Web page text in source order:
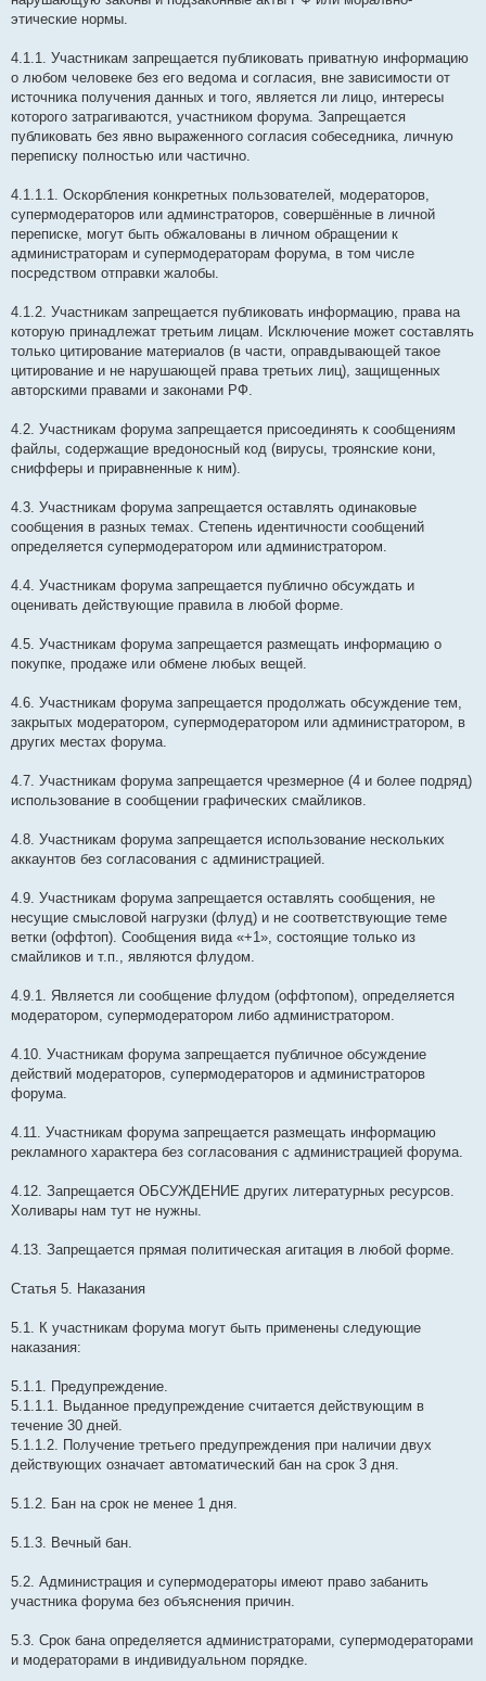
этические нормы.
4.1.1. Участникам запрещается публиковать приватную информацию
о любом человеке без его ведома и согласия, вне зависимости от
источника получения данных и того, является ли лицо, интересы
которого затрагиваются, участником форума. Запрещается
публиковать без явно выраженного согласия собеседника, личную
переписку полностью или частично.
4.1.1.1. Оскорбления конкретных пользователей, модераторов,
супермодераторов или админстраторов, совершённые в личной
переписке, могут быть обжалованы в личном обращении к
администраторам и супермодераторам форума, в том числе
посредством отправки жалобы.
4.1.2. Участникам запрещается публиковать информацию, права на
которую принадлежат третьим лицам. Исключение может составлять
только цитирование материалов (в части, оправдывающей такое
цитирование и не нарушающей права третьих лиц), защищенных
авторскими правами и законами РФ.
4.2. Участникам форума запрещается присоединять к сообщениям
файлы, содержащие вредоносный код (вирусы, троянские кони,
снифферы и приравненные к ним).
4.3. Участникам форума запрещается оставлять одинаковые
сообщения в разных темах. Степень идентичности сообщений
определяется супермодератором или администратором.
4.4. Участникам форума запрещается публично обсуждать и
оценивать действующие правила в любой форме.
4.5. Участникам форума запрещается размещать информацию о
покупке, продаже или обмене любых вещей.
4.6. Участникам форума запрещается продолжать обсуждение тем,
закрытых модератором, супермодератором или администратором, в
других местах форума.
4.7. Участникам форума запрещается чрезмерное (4 и более подряд)
использование в сообщении графических смайликов.
4.8. Участникам форума запрещается использование нескольких
аккаунтов без согласования с администрацией.
4.9. Участникам форума запрещается оставлять сообщения, не
несущие смысловой нагрузки (флуд) и не соответствующие теме
ветки (оффтоп). Сообщения вида «+1», состоящие только из
смайликов и т.п., являются флудом.
4.9.1. Является ли сообщение флудом (оффтопом), определяется
модератором, супермодератором либо администратором.
4.10. Участникам форума запрещается публичное обсуждение
действий модераторов, супермодераторов и администраторов
форума.
4.11. Участникам форума запрещается размещать информацию
рекламного характера без согласования с администрацией форума.
4.12. Запрещается ОБСУЖДЕНИЕ других литературных ресурсов.
Холивары нам тут не нужны.
4.13. Запрещается прямая политическая агитация в любой форме.
Статья 5. Наказания
5.1. К участникам форума могут быть применены следующие
наказания:
5.1.1. Предупреждение.
5.1.1.1. Выданное предупреждение считается действующим в
течение 30 дней.
5.1.1.2. Получение третьего предупреждения при наличии двух
действующих означает автоматический бан на срок 3 дня.
5.1.2. Бан на срок не менее 1 дня.
5.1.3. Вечный бан.
5.2. Администрация и супермодераторы имеют право забанить
участника форума без объяснения причин.
5.3. Срок бана определяется администраторами, супермодераторами
и модераторами в индивидуальном порядке.